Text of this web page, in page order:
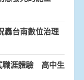
轟台南數位治理
職涯體驗 高中生